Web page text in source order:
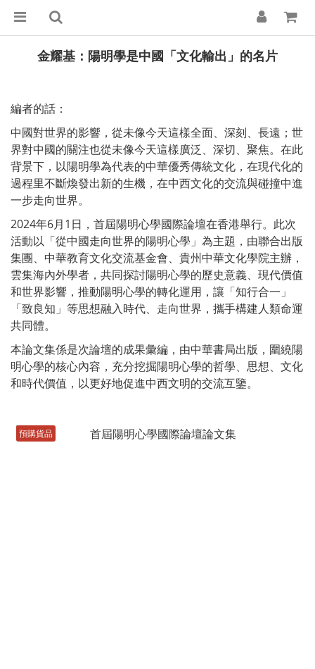
金耀基：陽明學是中國「文化輸出」的名片
編者的話：
中國對世界的影響，從未像今天這樣全面、深刻、長遠；世
界對中國的關注也從未像今天這樣廣泛、深切、聚焦。在此
背景下，以陽明學為代表的中華優秀傳統文化，在現代化的
過程里不斷煥發出新的生機，在中西文化的交流與碰撞中進
一步走向世界。
2024年6月1日，首屆陽明心學國際論壇在香港舉行。此次
活動以「從中國走向世界的陽明心學」為主題，由聯合出版
集團、中華教育文化交流基金會、貴州中華文化學院主辦，
雲集海內外學者，共同探討陽明心學的歷史意義、現代價值
和世界影響，推動陽明心學的轉化運用，讓「知行合一」
「致良知」等思想融入時代、走向世界，攜手構建人類命運
共同體。
本論文集係是次論壇的成果彙編，由中華書局出版，圍繞陽
明心學的核心內容，充分挖掘陽明心學的哲學、思想、文化
和時代價值，以更好地促進中西文明的交流互鑒。
預購貨品